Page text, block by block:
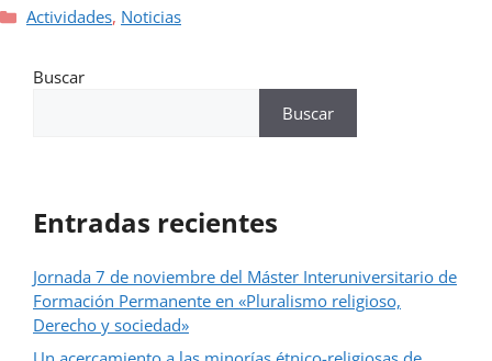
Actividades, Noticias
Buscar
Buscar
Entradas recientes
Jornada 7 de noviembre del Máster Interuniversitario de
Formación Permanente en «Pluralismo religioso,
Derecho y sociedad»